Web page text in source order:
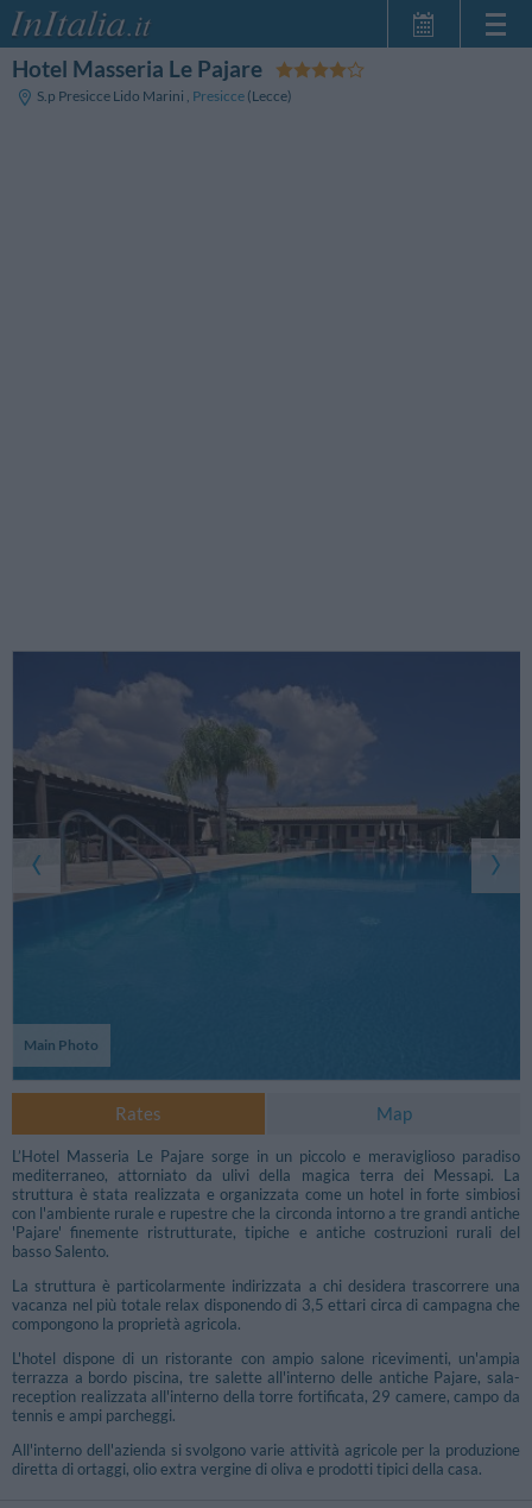
Hotel Masseria Le Pajare
S.p Presicce Lido Marini , Presicce (Lecce)
Main Photo
Rates Map
L’Hotel Masseria Le Pajare sorge in un piccolo e meraviglioso paradiso
mediterraneo, attorniato da ulivi della magica terra dei Messapi. La
struttura è stata realizzata e organizzata come un hotel in forte simbiosi
con l'ambiente rurale e rupestre che la circonda intorno a tre grandi antiche
'Pajare' finemente ristrutturate, tipiche e antiche costruzioni rurali del
basso Salento.
La struttura è particolarmente indirizzata a chi desidera trascorrere una
vacanza nel più totale relax disponendo di 3,5 ettari circa di campagna che
compongono la proprietà agricola.
L'hotel dispone di un ristorante con ampio salone ricevimenti, un'ampia
terrazza a bordo piscina, tre salette all'interno delle antiche Pajare, sala-
reception realizzata all'interno della torre fortificata, 29 camere, campo da
tennis e ampi parcheggi.
All'interno dell'azienda si svolgono varie attività agricole per la produzione
diretta di ortaggi, olio extra vergine di oliva e prodotti tipici della casa.